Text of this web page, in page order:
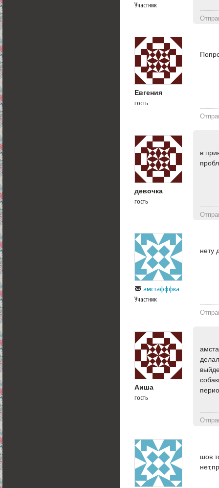
Участник
Евгения
гость
девочка
гость
в
амстафффка
Участник
нету
Аиша
гость
шов